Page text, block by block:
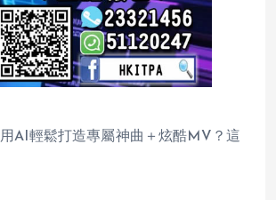
AI輕鬆打造專屬神曲＋炫酷MV？這